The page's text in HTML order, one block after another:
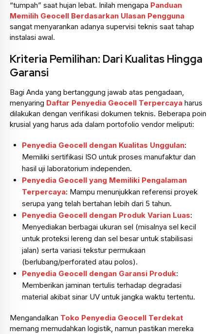
“tumpah” saat hujan lebat. Inilah mengapa Panduan
Memilih Geocell Berdasarkan Ulasan Pengguna
sangat menyarankan adanya supervisi teknis saat tahap
instalasi awal.
Kriteria Pemilihan: Dari Kualitas Hingga
Garansi
Bagi Anda yang bertanggung jawab atas pengadaan,
menyaring Daftar Penyedia Geocell Terpercaya harus
dilakukan dengan verifikasi dokumen teknis. Beberapa poin
krusial yang harus ada dalam portofolio vendor meliputi:
Penyedia Geocell dengan Kualitas Unggulan:
Memiliki sertifikasi ISO untuk proses manufaktur dan
hasil uji laboratorium independen.
Penyedia Geocell yang Memiliki Pengalaman
Terpercaya: Mampu menunjukkan referensi proyek
serupa yang telah bertahan lebih dari 5 tahun.
Penyedia Geocell dengan Produk Varian Luas:
Menyediakan berbagai ukuran sel (misalnya sel kecil
untuk proteksi lereng dan sel besar untuk stabilisasi
jalan) serta variasi tekstur permukaan
(berlubang/perforated atau polos).
Penyedia Geocell dengan Garansi Produk:
Memberikan jaminan tertulis terhadap degradasi
material akibat sinar UV untuk jangka waktu tertentu.
Mengandalkan Toko Penyedia Geocell Terdekat
memang memudahkan logistik, namun pastikan mereka